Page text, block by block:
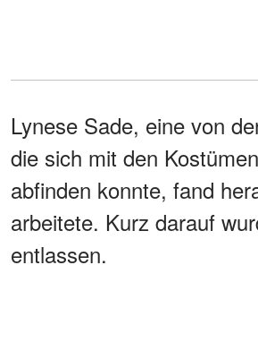
Lynese Sade, eine von
die sich mit den
abfinden konnte, fand
arbeitete. Kurz darauf
entlassen.